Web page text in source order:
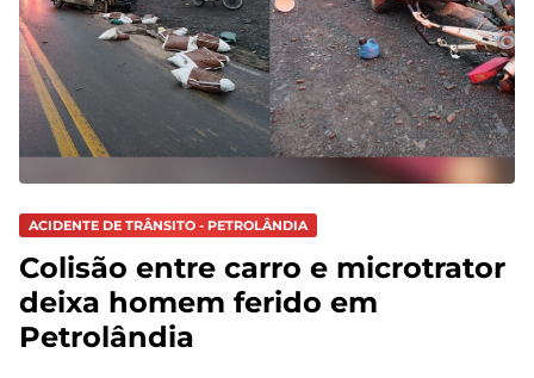
ACIDENTE DE TRÂNSITO - PETROLÂNDIA
Colisão entre carro e microtrator
deixa homem ferido em
Petrolândia